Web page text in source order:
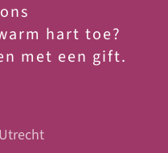
hart toe?
met een gift.